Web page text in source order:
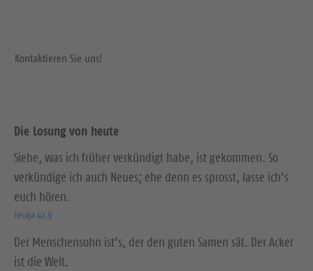
Kontaktieren Sie uns!
Die Losung von heute
Siehe, was ich früher verkündigt habe, ist gekommen. So
verkündige ich auch Neues; ehe denn es sprosst, lasse ich’s
euch hören.
Jesaja 42,9
Der Menschensohn ist’s, der den guten Samen sät. Der Acker
ist die Welt.